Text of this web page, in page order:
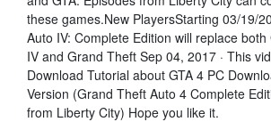
these games.New PlayersStarting 03/19/
Auto IV: Complete Edition will replace
IV and Grand Theft Sep 04, 2017 · This
Download Tutorial about GTA 4 PC
Version (Grand Theft Auto 4 Complete
from Liberty City) Hope you like it.